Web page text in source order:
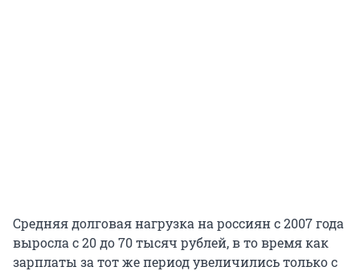
Средняя долговая нагрузка на россиян с 2007 года
выросла с 20 до 70 тысяч рублей, в то время как
зарплаты за тот же период увеличились только с